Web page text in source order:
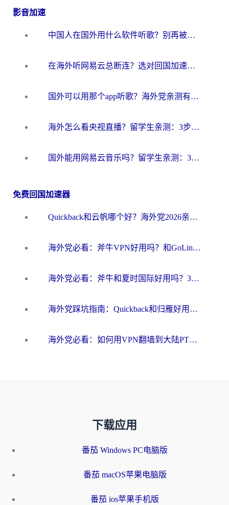
影音加速
中国人在国外用什么软件听歌？别再被地域限制卡脖子，这篇教你轻松解锁国内音乐库
在海外听网易云总断连？选对回国加速器，告别地区限制和卡顿
国外可以用那个app听歌？海外党亲测有效的回国加速方案，轻松听国内音乐听书
海外怎么看央视直播？留学生亲测：3步解决版权限制+追剧自由
国外能用网易云音乐吗？留学生亲测：3步解决海外听歌难题
免费回国加速器
Quickback和云帆哪个好？海外党2026亲测指南：选对加速器大陆工具，无缝刷国内剧玩国服
海外党必看：斧牛VPN好用吗？和GoLinkVPN对比哪个回国效果更好？
海外党必看：斧牛和夏时国际好用吗？3步选对回国加速器，无缝刷国内资源
海外党踩坑指南：Quickback和归雁好用吗？选对加速器才能无缝刷国内资源
海外党必看：如何用VPN翻墙到大陆PTT？一篇解决你所有回国加速痛点
下载应用
番茄 Windows PC电脑版
番茄 macOS苹果电脑版
番茄 ios苹果手机版